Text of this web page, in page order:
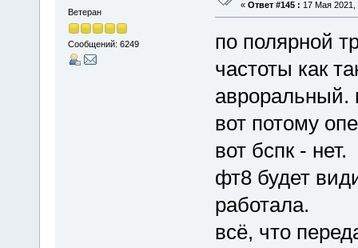
Ветеран
Сообщений: 6249
« Ответ #145 : 17 Мая 2021,
по полярной
частоты как
авроральный.
вот потому
вот бспк - нет.
фт8 будет
работала.
всё, что